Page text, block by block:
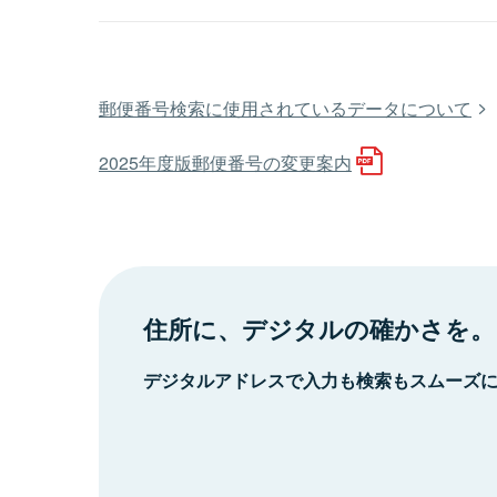
郵便番号検索に使用されているデータについて
2025年度版郵便番号の変更案内
住所に、デジタルの確かさを。
デジタルアドレスで入力も検索もスムーズ